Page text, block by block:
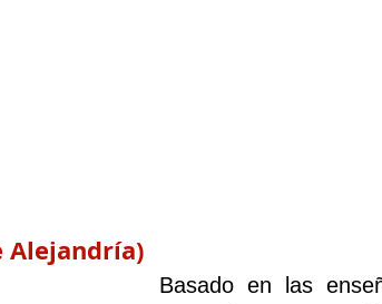
Alejandría)
Basado en las